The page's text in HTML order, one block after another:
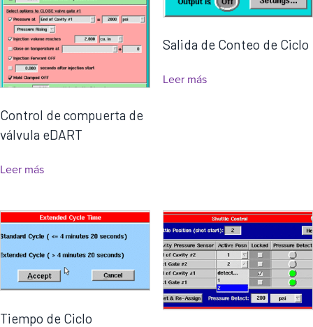
Control de compuerta de
válvula eDART
Leer más
Salida de Conteo de Ciclo
Leer más
Tiempo de Ciclo